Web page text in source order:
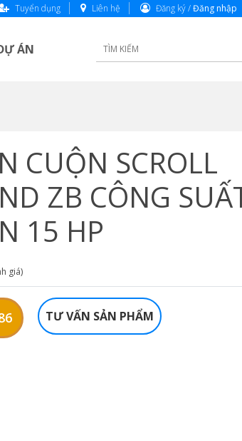
Tuyển dụng Liên hệ Đăng ký /Đăng nhập
ÁN
CUỘN SCROLL
ZB CÔNG
15 HP
giá)
TƯ VẤN SẢN PHẨM